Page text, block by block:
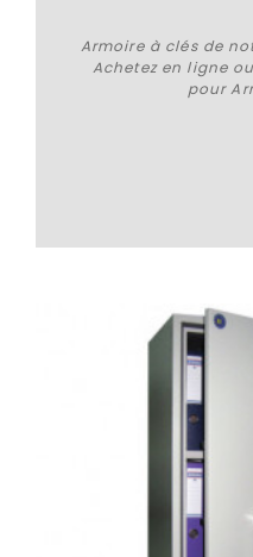
Armoire à clés de
Achetez en ligne
pour